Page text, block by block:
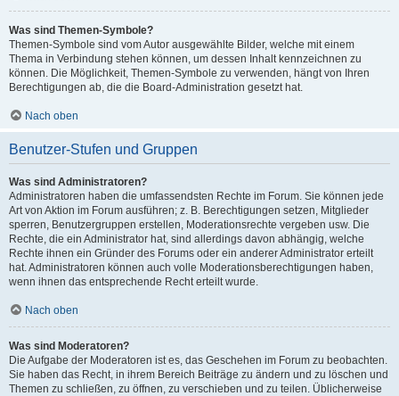
Was sind Themen-Symbole?
Themen-Symbole sind vom Autor ausgewählte Bilder, welche mit einem
Thema in Verbindung stehen können, um dessen Inhalt kennzeichnen zu
können. Die Möglichkeit, Themen-Symbole zu verwenden, hängt von Ihren
Berechtigungen ab, die die Board-Administration gesetzt hat.
Nach oben
Benutzer-Stufen und Gruppen
Was sind Administratoren?
Administratoren haben die umfassendsten Rechte im Forum. Sie können jede
Art von Aktion im Forum ausführen; z. B. Berechtigungen setzen, Mitglieder
sperren, Benutzergruppen erstellen, Moderationsrechte vergeben usw. Die
Rechte, die ein Administrator hat, sind allerdings davon abhängig, welche
Rechte ihnen ein Gründer des Forums oder ein anderer Administrator erteilt
hat. Administratoren können auch volle Moderationsberechtigungen haben,
wenn ihnen das entsprechende Recht erteilt wurde.
Nach oben
Was sind Moderatoren?
Die Aufgabe der Moderatoren ist es, das Geschehen im Forum zu beobachten.
Sie haben das Recht, in ihrem Bereich Beiträge zu ändern und zu löschen und
Themen zu schließen, zu öffnen, zu verschieben und zu teilen. Üblicherweise